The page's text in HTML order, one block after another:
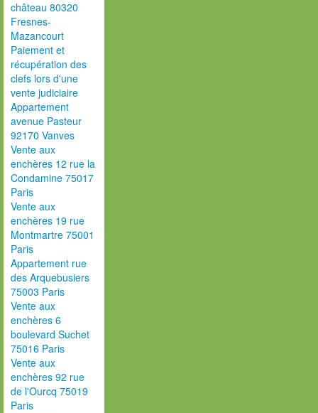
château 80320
Fresnes-
Mazancourt
Paiement et
récupération des
clefs lors d'une
vente judiciaire
Appartement
avenue Pasteur
92170 Vanves
Vente aux
enchères 12 rue la
Condamine 75017
Paris
Vente aux
enchères 19 rue
Montmartre 75001
Paris
Appartement rue
des Arquebusiers
75003 Paris
Vente aux
enchères 6
boulevard Suchet
75016 Paris
Vente aux
enchères 92 rue
de l'Ourcq 75019
Paris